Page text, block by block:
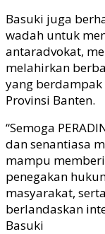
Basuki juga
wadah untuk
antaradvokat,
melahirkan
yang berdampak
Provinsi Banten.
“Semoga
dan senantiasa
mampu
penegakan
masyarakat,
berlandaskan
Basuki